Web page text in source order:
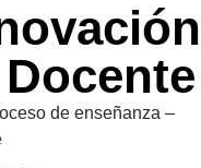
de enseñanza –